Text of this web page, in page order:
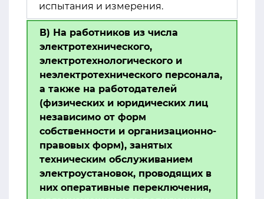
испытания и измерения.
В) На работников из числа
электротехнического,
электротехнологического и
неэлектротехнического персонала,
а также на работодателей
(физических и юридических лиц
независимо от форм
собственности и организационно-
правовых форм), занятых
техническим обслуживанием
электроустановок, проводящих в
них оперативные переключения,